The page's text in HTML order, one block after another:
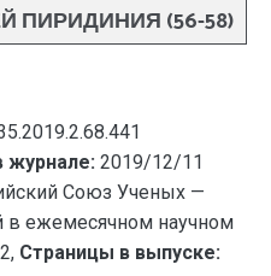
(56-58)
журнале: 2019/12/11
Союз Ученых —
в ежемесячном научном
2, Страницы в выпуске: